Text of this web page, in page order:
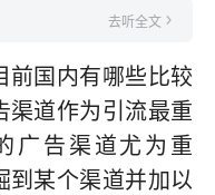
去听全文
前国内有哪些比较
渠道作为引流最重
广告渠道尤为重
到某个渠道并加以